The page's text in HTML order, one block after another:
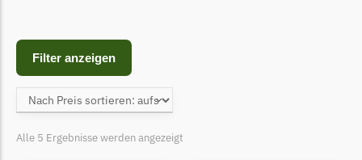
Cramer
Cramer Messer
Cub Cadet Messer
Filter anzeigen
Alle 5 Ergebnisse werden angezeigt